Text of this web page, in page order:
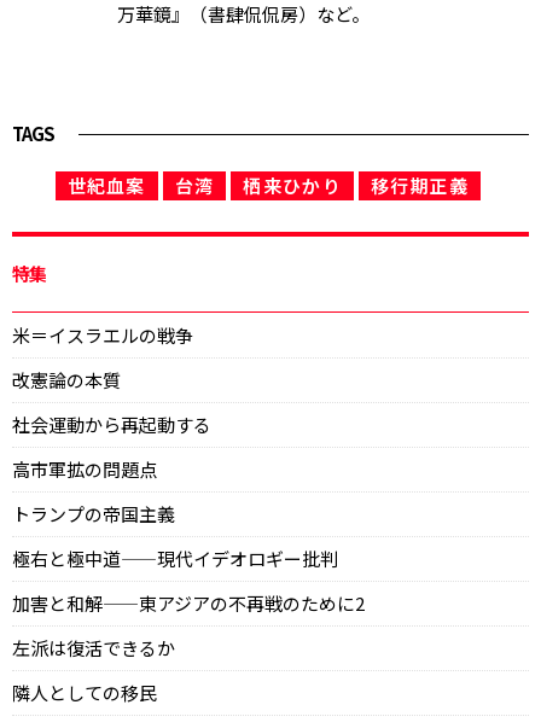
万華鏡』（書肆侃侃房）など。
TAGS
世紀血案 台湾 栖来ひかり 移行期正義
特集
米＝イスラエルの戦争
改憲論の本質
社会運動から再起動する
高市軍拡の問題点
トランプの帝国主義
極右と極中道——現代イデオロギー批判
加害と和解——東アジアの不再戦のために2
左派は復活できるか
隣人としての移民